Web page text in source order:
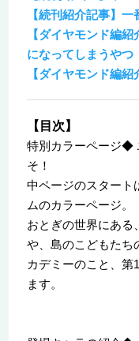
【続刊紹介記事】
【ダイヤモンド編
になってしまうやつ
【ダイヤモンド編
【目次】
特別カラーページ◆
そ！
中ページのスタート
ムのカラーページ。
おとぎの世界にある
や、島のこどもたち
カデミーのこと、第
ます。